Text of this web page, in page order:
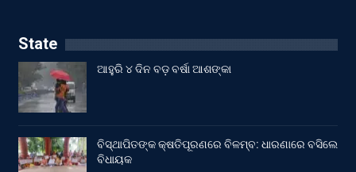
State
ଆହୁରି ୪ ଦିନ ବଡ଼ ବର୍ଷା ଆଶଙ୍କା
ବିସ୍ଥାପିତଙ୍କ କ୍ଷତିପୂରଣରେ ବିଳମ୍ବ: ଧାରଣାରେ ବସିଲେ
ବିଧାୟକ